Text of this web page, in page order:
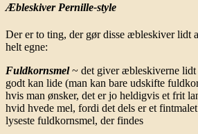
Æbleskiver Pernille-style
Der er to ting, der gør disse æbleskiver lidt
helt egne:
Fuldkornsmel~ det giver æbleskiverne lidt
godt kan lide (man kan bare udskifte
hvis man ønsker, det er jo heldigvis et frit
hvid hvede mel, fordi det dels er et
lyseste fuldkornsmel, der findes